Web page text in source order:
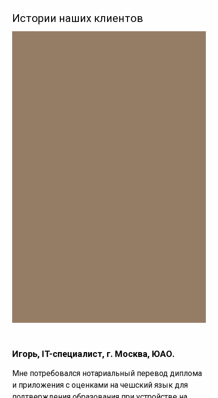
Истории наших клиентов
Игорь, IT-специалист, г. Москва, ЮАО.
Мне потребовался нотариальный перевод диплома
и приложения с оценками на чешский язык для